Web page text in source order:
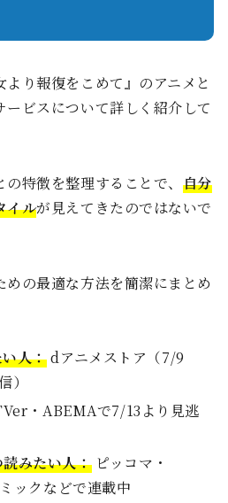
り報復をこめて』のアニメと
ビスについて詳しく紹介して
特徴を整理することで、 自分
イルが見えてきたのではないで
の最適な方法を簡潔にまとめ
人：dアニメストア（7/9
）
・ABEMAで7/13より見逃
みたい人：ピッコマ・
ックなどで連載中